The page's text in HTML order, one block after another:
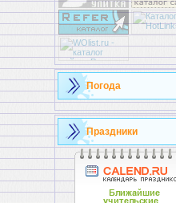
Погода
Праздники